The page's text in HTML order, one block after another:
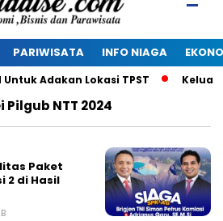
PARIWISATA INFO NIAGA
Adakan Lokasi TPST
NTT 2024
Paket
2 di Hasil